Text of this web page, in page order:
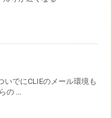
いでにCLIEのメール環境も
の ...